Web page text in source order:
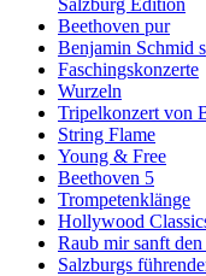
Beethoven pur
Benjamin Schmid
Faschingskonzerte
Wurzeln
Tripelkonzert von
String Flame
Young & Free
Beethoven 5
Trompetenklänge
Hollywood
Raub mir sanft
Salzburgs